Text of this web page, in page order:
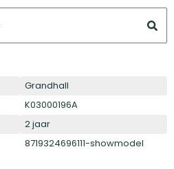
Grandhall
K03000196A
2 jaar
8719324696111-showmodel